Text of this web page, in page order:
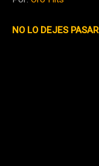
NO LO DEJES PASAR